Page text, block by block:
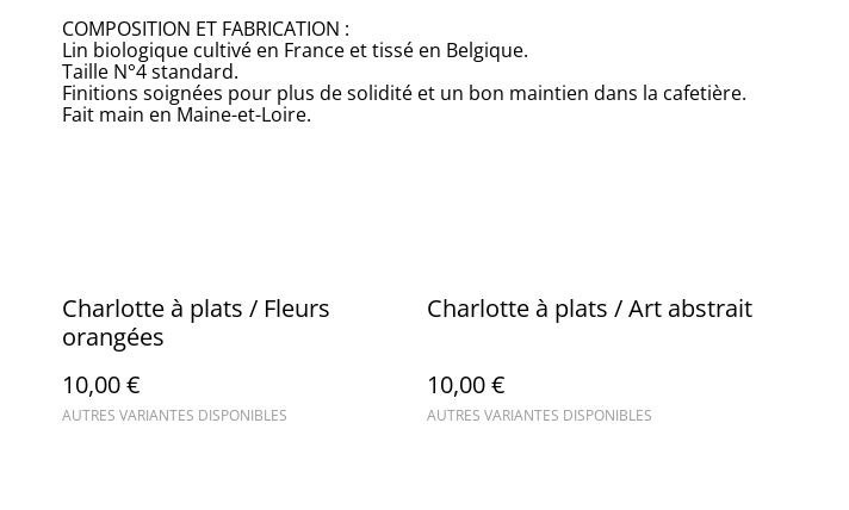
COMPOSITION ET FABRICATION :
Lin biologique cultivé en France et tissé en Belgique.
Taille N°4 standard.
Finitions soignées pour plus de solidité et un bon maintien dans la cafetière.
Fait main en Maine-et-Loire.
Charlotte à plats / Fleurs
orangées
10,00 €
AUTRES VARIANTES DISPONIBLES
Charlotte à plats / Art abstrait
10,00 €
AUTRES VARIANTES DISPONIBLES